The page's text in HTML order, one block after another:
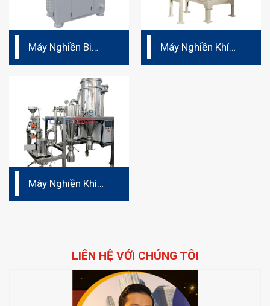
Máy Nghiền Bi
Máy Nghiền Khí
Máy Nghiền Khí
LIÊN HỆ VỚI CHÚNG TÔI